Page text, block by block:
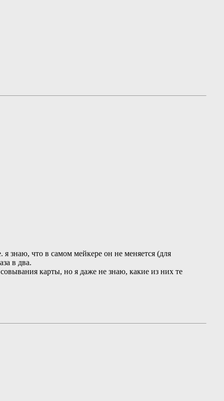
знаю, что в самом мейкере он не меняется (для
в два.
карты, но я даже не знаю, какие из них те